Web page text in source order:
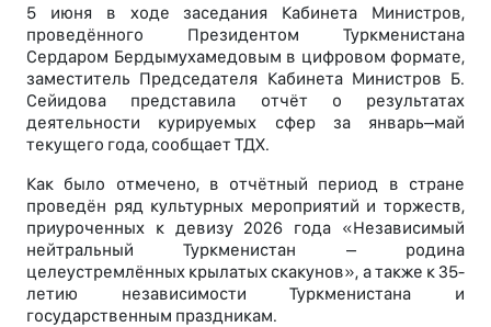
5 июня в ходе заседания Кабинета Министров,
проведённого Президентом Туркменистана
Сердаром Бердымухамедовым в цифровом формате,
заместитель Председателя Кабинета Министров Б.
Сейидова представила отчёт о результатах
деятельности курируемых сфер за январь–май
текущего года, сообщает ТДХ.
Как было отмечено, в отчётный период в стране
проведён ряд культурных мероприятий и торжеств,
приуроченных к девизу 2026 года «Независимый
нейтральный Туркменистан – родина
целеустремлённых крылатых скакунов», а также к 35-
летию независимости Туркменистана и
государственным праздникам.